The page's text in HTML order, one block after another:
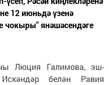
12 июньдә үзенә
янәшәсендәге
Люция Галимова, эш­
белән Равия